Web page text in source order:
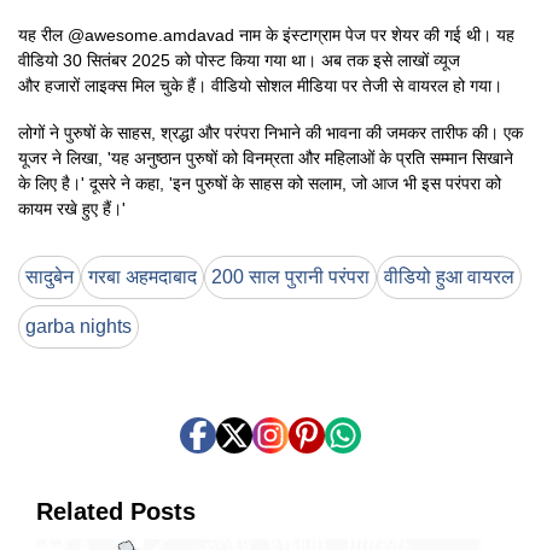
यह रील @awesome.amdavad नाम के इंस्टाग्राम पेज पर शेयर की गई थी। यह
वीडियो 30 सितंबर 2025 को पोस्ट किया गया था। अब तक इसे लाखों व्यूज
और हजारों लाइक्स मिल चुके हैं। वीडियो सोशल मीडिया पर तेजी से वायरल हो गया।
लोगों ने पुरुषों के साहस, श्रद्धा और परंपरा निभाने की भावना की जमकर तारीफ की। एक
यूजर ने लिखा, 'यह अनुष्ठान पुरुषों को विनम्रता और महिलाओं के प्रति सम्मान सिखाने
के लिए है।' दूसरे ने कहा, 'इन पुरुषों के साहस को सलाम, जो आज भी इस परंपरा को
कायम रखे हुए हैं।'
सादुबेन गरबा अहमदाबाद 200 साल पुरानी परंपरा वीडियो हुआ वायरल
garba nights
Related Posts